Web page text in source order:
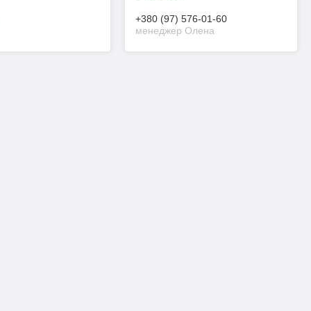
+380 (97) 576-01-60
менеджер Олена